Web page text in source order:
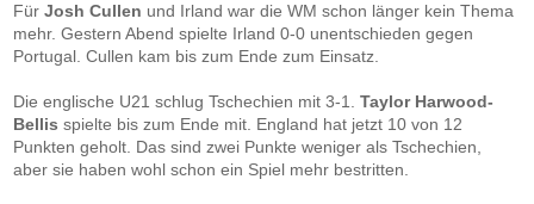
FürJosh Cullen und Irland war die WM schon länger kein Thema
mehr. Gestern Abend spielte Irland 0-0 unentschieden gegen
Portugal. Cullen kam bis zum Ende zum Einsatz.
Die englische U21 schlug Tschechien mit 3-1.Taylor Harwood-
Bellis spielte bis zum Ende mit. England hat jetzt 10 von 12
Punkten geholt. Das sind zwei Punkte weniger als Tschechien,
aber sie haben wohl schon ein Spiel mehr bestritten.